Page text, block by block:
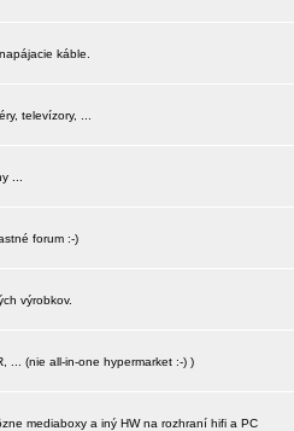
káble.
televízory, ...
...
forum :-)
výrobkov.
... (nie all-in-one hypermarket :-) )
mediaboxy a iný HW na rozhraní hifi a PC